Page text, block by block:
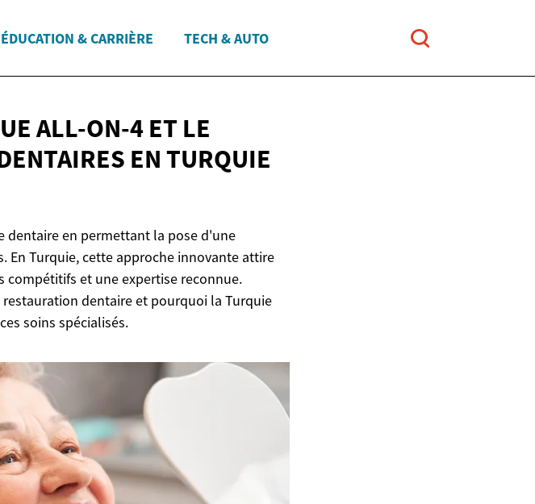
ÉDUCATION & CARRIÈRE TECH & AUTO
ALL-ON-4 ET LE
EN TURQUIE
en permettant la pose d'une
Turquie, cette approche innovante attire
compétitifs et une expertise reconnue.
dentaire et pourquoi la Turquie
soins spécialisés.